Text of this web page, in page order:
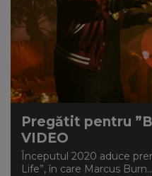
Pregătit pentru
VIDEO
Începutul 2020 aduce
Life”, în care Marcus Burn...